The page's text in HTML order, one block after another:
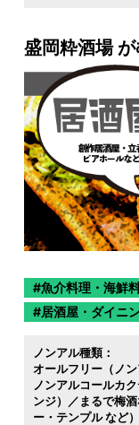
盛岡粋酒場
魚介料理・海鮮
居酒屋・ダイニ
ノンアル種類：
オールフリー（ノン
ノンアルコールカ
ンジ）／まるで梅
ー・テンプル など）